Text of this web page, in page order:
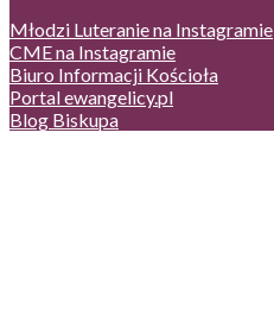
Młodzi Luteranie na Instagramie
CME na Instagramie
Biuro Informacji Kościoła
Portal ewangelicy.pl
Blog Biskupa